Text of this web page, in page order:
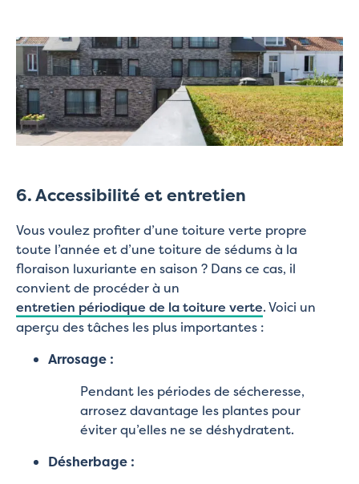
6. Accessibilité et entretien
Vous voulez profiter d’une toiture verte propre
toute l’année et d’une toiture de sédums à la
floraison luxuriante en saison ? Dans ce cas, il
convient de procéder à un
entretien périodique de la toiture verte. Voici un
aperçu des tâches les plus importantes :
Arrosage :
Pendant les périodes de sécheresse,
arrosez davantage les plantes pour
éviter qu’elles ne se déshydratent.
Désherbage :